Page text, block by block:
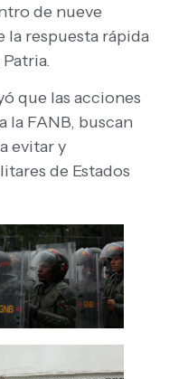
de nueve
la respuesta rápida
que las acciones
la FANB, buscan
evitar y
de Estados